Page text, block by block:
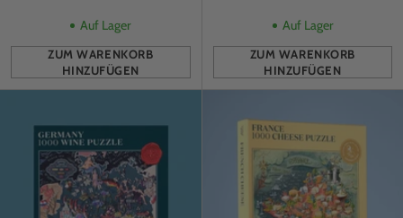
Auf Lager
ZUM WARENKORB
HINZUFÜGEN
Anzahl
Auf Lager
ZUM WARENKORB
HINZUFÜGEN
Anzahl